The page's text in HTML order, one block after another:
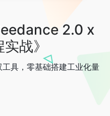
2.0 x
战》
具，零基础搭建工业化量